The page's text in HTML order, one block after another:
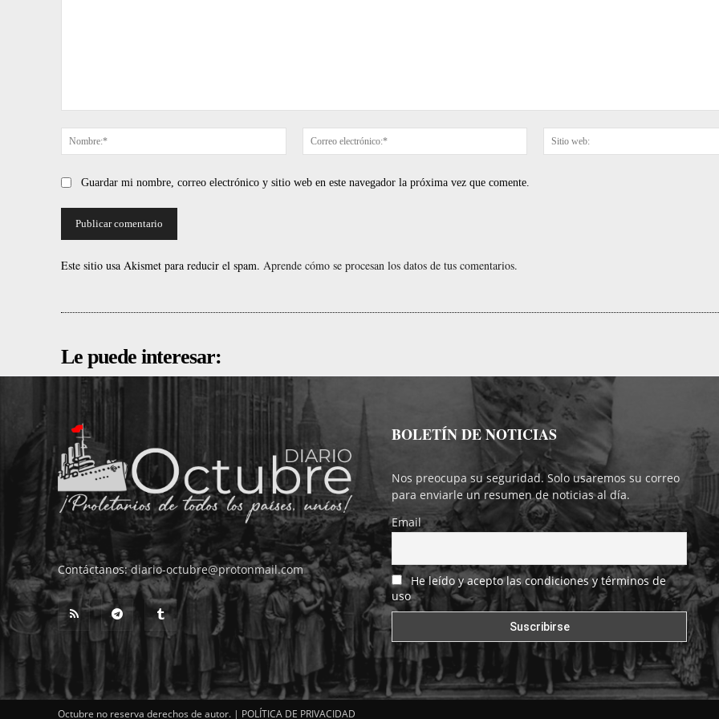
Nombre:*
Correo
electrónico:*
Guardar mi nombre, correo electrónico y sitio web en este navegador la próxima vez que comente.
Este sitio usa Akismet para reducir el spam. Aprende cómo se procesan los datos de tus comentarios.
Le puede interesar:
Contáctanos:diario-octubre@protonmail.com
BOLETÍN DE NOTICIAS
Nos preocupa su seguridad. Solo usaremos su correo
para enviarle un resumen de noticias al día.
Email
He leído y acepto las condiciones y términos de
uso
Octubre no reserva derechos de autor. | POLÍTICA DE PRIVACIDAD